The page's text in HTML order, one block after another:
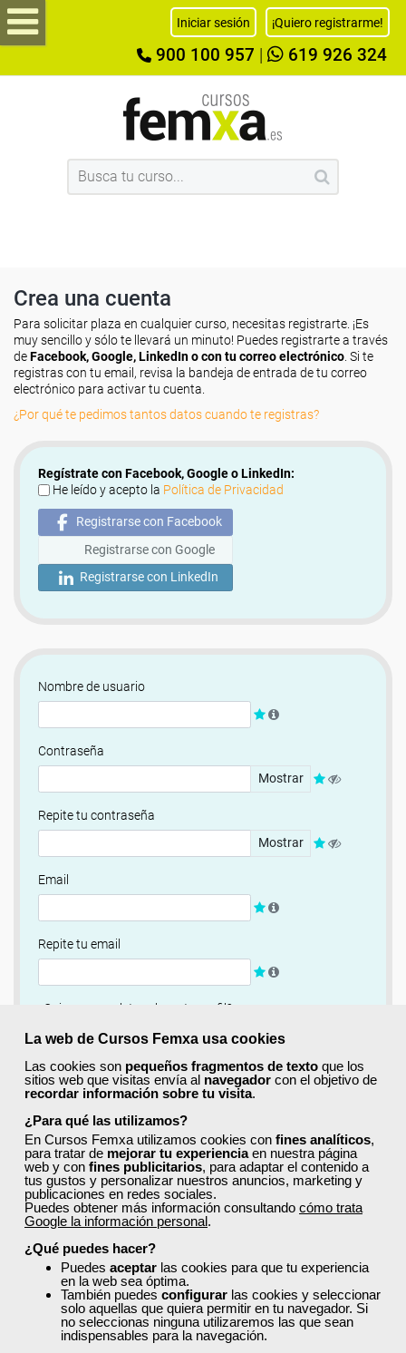
La web de Cursos Femxa usa cookies
Las cookies son pequeños fragmentos de texto que los
sitios web que visitas envía al navegador con el objetivo de
recordar información sobre tu visita.
¿Para qué las utilizamos?
En Cursos Femxa utilizamos cookies con fines analíticos,
para tratar de mejorar tu experienciaen nuestra página
web y con fines publicitarios, para adaptar el contenido a
tus gustos y personalizar nuestros anuncios, marketing y
publicaciones en redes sociales.
Puedes obtener más información consultando cómo trata
Google la información personal.
¿Qué puedes hacer?
Puedes aceptar las cookies para que tu experiencia
en la web sea óptima.
También puedes configurar las cookies y seleccionar
solo aquellas que quiera permitir en tu navegador. Si
no seleccionas ninguna utilizaremos las que sean
indispensables para la navegación.
Iniciar sesión ¡Quiero registrarme!
900 100 957 619 926 324
Crea una cuenta
Para solicitar plaza en cualquier curso, necesitas registrarte. ¡Es
muy sencillo y sólo te llevará un minuto! Puedes registrarte a través
deFacebook, Google, LinkedIn o con tu correo electrónico . Si te
registras con tu email, revisa la bandeja de entrada de tu correo
electrónico para activar tu cuenta.
¿Por qué te pedimos tantos datos cuando te registras?
Regístrate con Facebook, Google o LinkedIn:
He leído y acepto la Política de Privacidad
Registrarse con Facebook
Registrarse con Google
Registrarse con LinkedIn
Nombre de usuario
Contraseña
Mostrar
Repite tu contraseña
Mostrar
Email
Repite tu email
¿Quieres completar ahora tu perfil?
Si
No, completaré mi perfil más adelante
Newsletter
Si, quiero recibir información sobre cursos, ofertas
exclusivas y recursos para el aprendizaje.
Términos y condiciones
He leído y acepto la Política de Privacidad
Registrarse
Quiénes Somos: